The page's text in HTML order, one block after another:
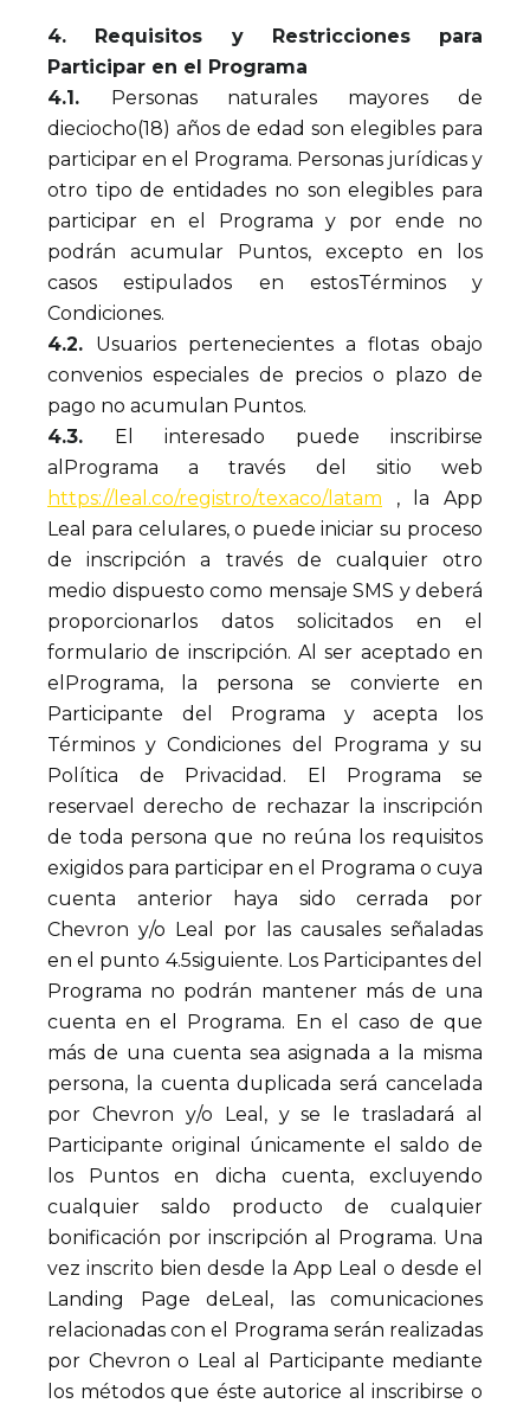
4. Requisitos y Restricciones para
Participar en el Programa
4.1. Personas naturales mayores de
dieciocho(18) años de edad son elegibles para
participar en el Programa. Personas jurídicas y
otro tipo de entidades no son elegibles para
participar en el Programa y por ende no
podrán acumular Puntos, excepto en los
casos estipulados en estosTérminos y
Condiciones.
4.2. Usuarios pertenecientes a flotas obajo
convenios especiales de precios o plazo de
pago no acumulan Puntos.
4.3. El interesado puede inscribirse
alPrograma a través del sitio web
https://leal.co/registro/texaco/latam , la App
Leal para celulares, o puede iniciar su proceso
de inscripción a través de cualquier otro
medio dispuesto como mensaje SMS y deberá
proporcionarlos datos solicitados en el
formulario de inscripción. Al ser aceptado en
elPrograma, la persona se convierte en
Participante del Programa y acepta los
Términos y Condiciones del Programa y su
Política de Privacidad. El Programa se
reservael derecho de rechazar la inscripción
de toda persona que no reúna los requisitos
exigidos para participar en el Programa o cuya
cuenta anterior haya sido cerrada por
Chevron y/o Leal por las causales señaladas
en el punto 4.5siguiente. Los Participantes del
Programa no podrán mantener más de una
cuenta en el Programa. En el caso de que
más de una cuenta sea asignada a la misma
persona, la cuenta duplicada será cancelada
por Chevron y/o Leal, y se le trasladará al
Participante original únicamente el saldo de
los Puntos en dicha cuenta, excluyendo
cualquier saldo producto de cualquier
bonificación por inscripción al Programa. Una
vez inscrito bien desde la App Leal o desde el
Landing Page deLeal, las comunicaciones
relacionadas con el Programa serán realizadas
por Chevron o Leal al Participante mediante
los métodos que éste autorice al inscribirse o